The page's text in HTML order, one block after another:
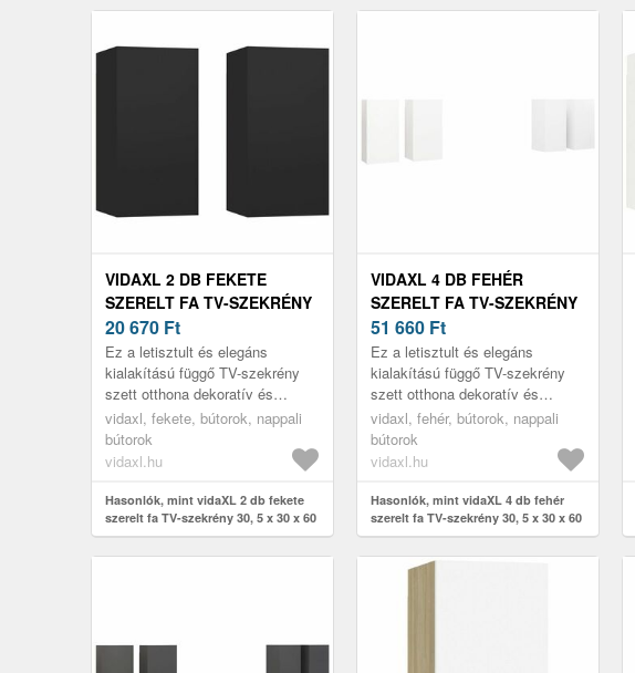
VIDAXL 2 DB FEKETE
SZERELT FA TV-SZEKRÉNY
30, 5 X 30 X 60 CM
20 670 Ft
Ez a letisztult és elegáns
kialakítású függő TV-szekrény
szett otthona dekoratív és
praktikus kiegészítője lesz.
vidaxl, fekete, bútorok, nappali
bútorok
vidaxl.hu
Hasonlók, mint vidaXL 2 db fekete
szerelt fa TV-szekrény 30, 5 x 30 x 60
cm
VIDAXL 4 DB FEHÉR
SZERELT FA TV-SZEKRÉNY
30, 5 X 30 X 60 CM
51 660 Ft
Ez a letisztult és elegáns
kialakítású függő TV-szekrény
szett otthona dekoratív és
praktikus kiegészítője lesz.
vidaxl, fehér, bútorok, nappali
bútorok
vidaxl.hu
Hasonlók, mint vidaXL 4 db fehér
szerelt fa TV-szekrény 30, 5 x 30 x 60
cm